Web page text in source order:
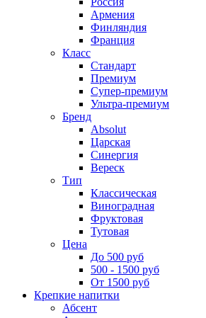
Армения
Финляндия
Франция
Класс
Стандарт
Премиум
Супер-премиум
Ультра-премиум
Бренд
Absolut
Царская
Синергия
Вереск
Тип
Классическая
Виноградная
Фруктовая
Тутовая
Цена
До 500 руб
500 - 1500 руб
От 1500 руб
Крепкие напитки
Абсент